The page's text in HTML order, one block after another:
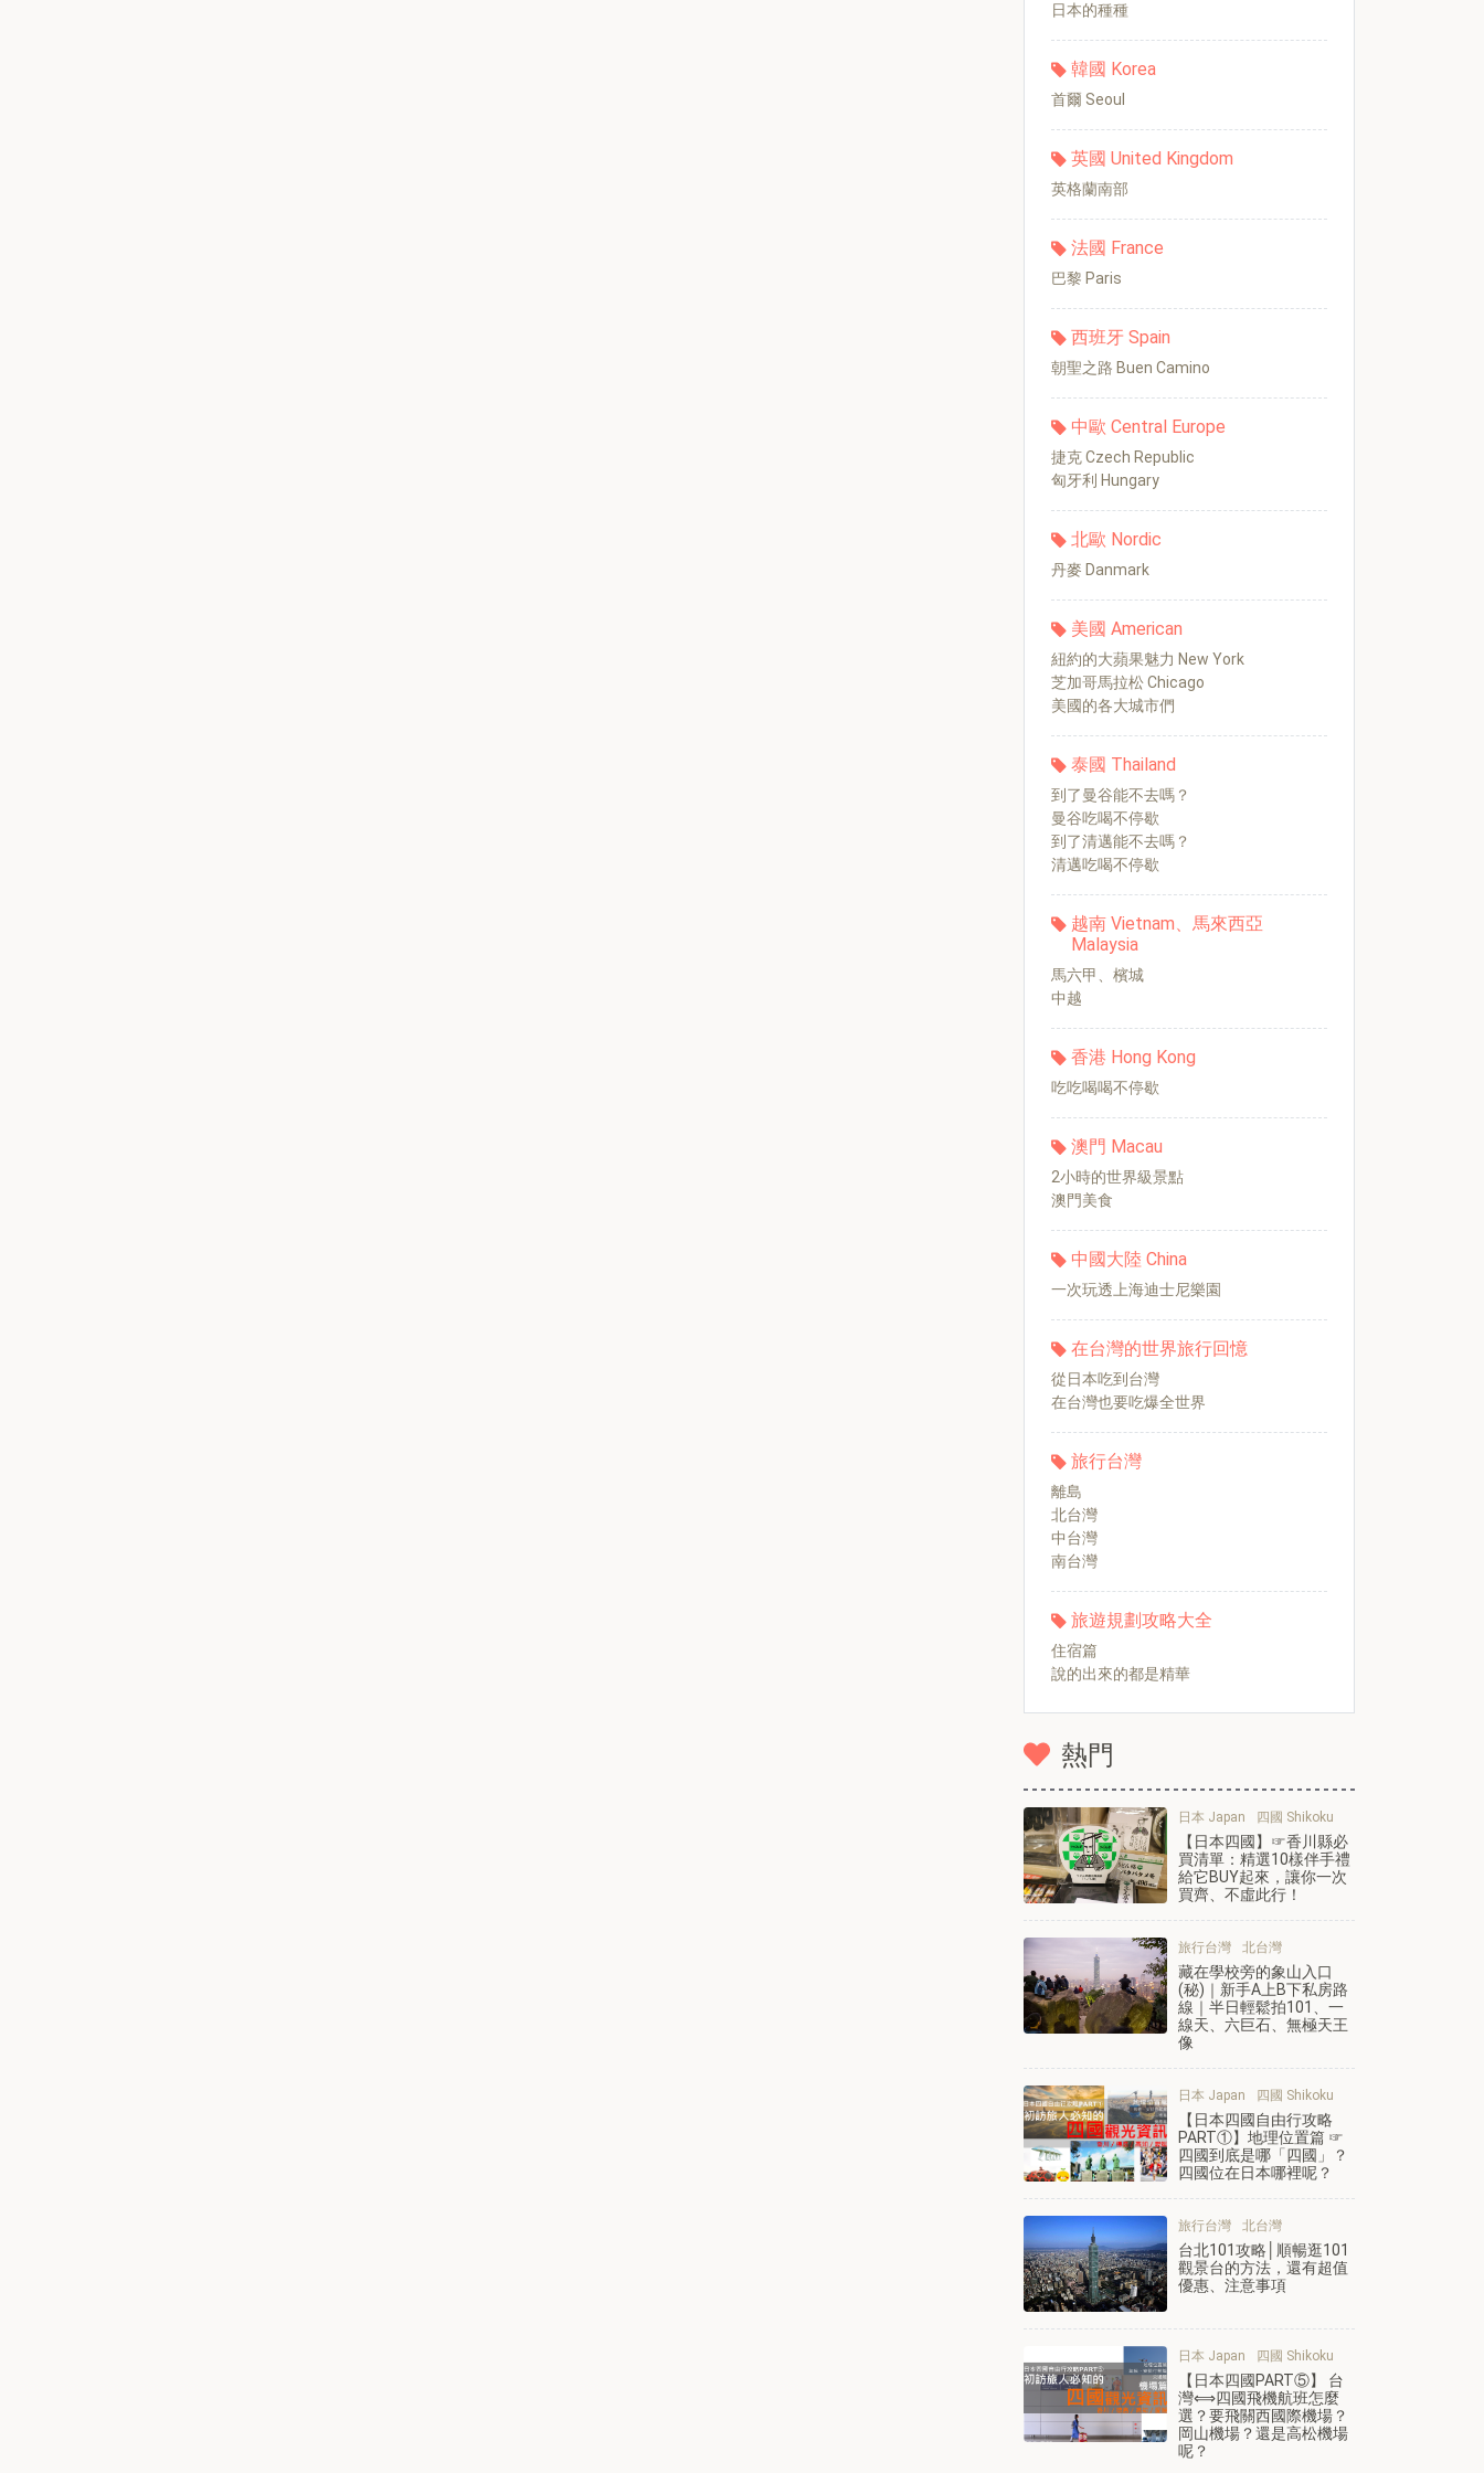
日本的種種
韓國 Korea
首爾 Seoul
英國 United Kingdom
英格蘭南部
法國 France
巴黎 Paris
西班牙 Spain
朝聖之路 Buen Camino
中歐 Central Europe
捷克 Czech Republic
匈牙利 Hungary
北歐 Nordic
丹麥 Danmark
美國 American
紐約的大蘋果魅力 New York
芝加哥馬拉松 Chicago
美國的各大城市們
泰國 Thailand
到了曼谷能不去嗎？
曼谷吃喝不停歇
到了清邁能不去嗎？
清邁吃喝不停歇
越南 Vietnam、馬來西亞
Malaysia
馬六甲、檳城
中越
香港 Hong Kong
吃吃喝喝不停歇
澳門 Macau
2小時的世界級景點
澳門美食
中國大陸 China
一次玩透上海迪士尼樂園
在台灣的世界旅行回憶
從日本吃到台灣
在台灣也要吃爆全世界
旅行台灣
離島
北台灣
中台灣
南台灣
旅遊規劃攻略大全
住宿篇
說的出來的都是精華
熱門
日本 Japan 四國 Shikoku
【日本四國】☞香川縣必
買清單：精選10樣伴手禮
給它BUY起來，讓你一次
買齊、不虛此行！
旅行台灣 北台灣
藏在學校旁的象山入口
(秘)｜新手A上B下私房路
線｜半日輕鬆拍101、一
線天、六巨石、無極天王
像
日本 Japan 四國 Shikoku
【日本四國自由行攻略
PART①】地理位置篇 ☞
四國到底是哪「四國」？
四國位在日本哪裡呢？
旅行台灣 北台灣
台北101攻略│順暢逛101
觀景台的方法，還有超值
優惠、注意事項
日本 Japan 四國 Shikoku
【日本四國PART⑤】 台
灣⟺四國飛機航班怎麼
選？要飛關西國際機場？
岡山機場？還是高松機場
呢？